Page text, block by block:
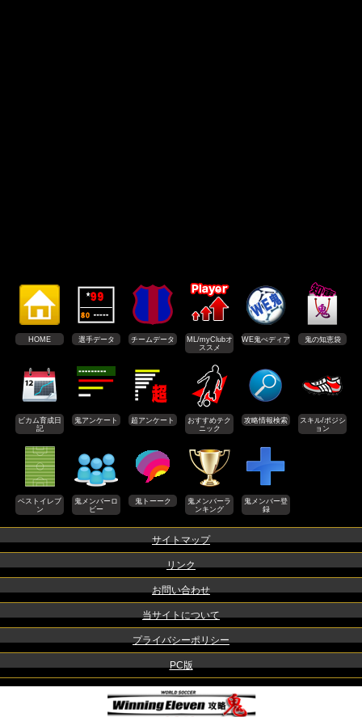
HOME 選手データ チームデータ
ML/myClubオ
ススメ
WE鬼ぺディア 鬼の知恵袋
ビカム育成日
記
鬼アンケート 超アンケート
おすすめテク
ニック
攻略情報検索
スキル/ポジシ
ョン
ベストイレブ
ン
鬼メンバーロ
ビー
鬼トーーク
鬼メンバーラ
ンキング
鬼メンバー登
録
サイトマップ
リンク
お問い合わせ
当サイトについて
プライバシーポリシー
PC版